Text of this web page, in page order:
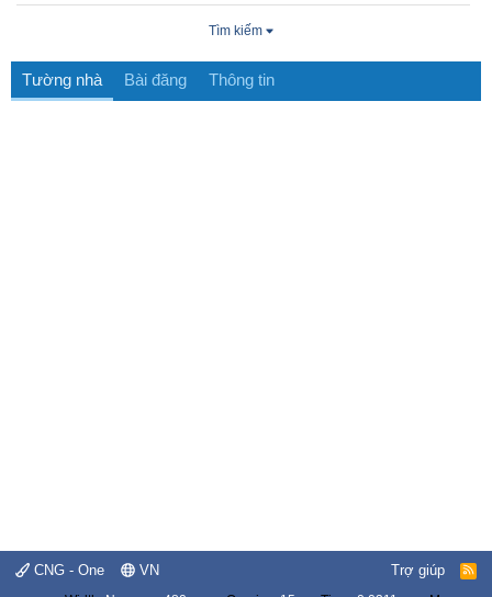
Tìm kiếm
Tường nhà Bài đăng Thông tin
CNG - One VN Trợ giúp
R